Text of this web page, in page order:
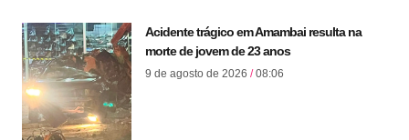
Acidente trágico em Amambai resulta na
morte de jovem de 23 anos
9 de agosto de 2026 08:06